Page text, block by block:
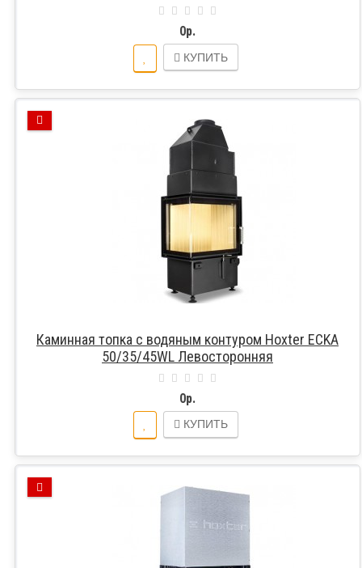
0р.
КУПИТЬ
Каминная топка с водяным контуром Hoxter ECKA
50/35/45WL Левосторонняя
0р.
КУПИТЬ